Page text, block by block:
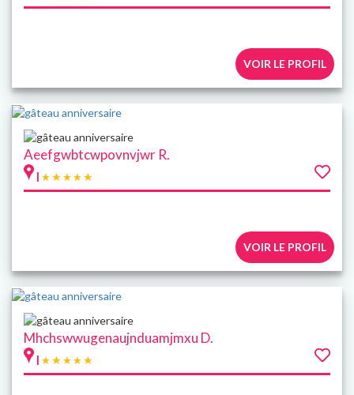
VOIR LE PROFIL
Aeefgwbtcwpovnvjwr R.
|
VOIR LE PROFIL
Mhchswwugenaujnduamjmxu D.
|